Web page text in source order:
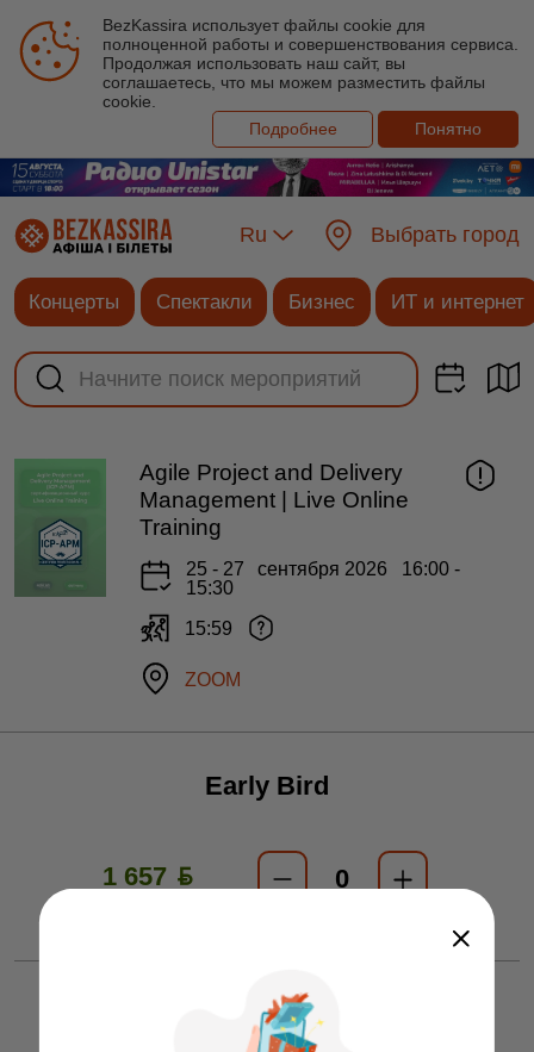
BezKassira использует файлы cookie для
полноценной работы и совершенствования сервиса.
Продолжая использовать наш сайт, вы
соглашаетесь, что мы можем разместить файлы
cookie.
Подробнее
Понятно
Ru Выбрать город
Концерты Спектакли Бизнес ИТ и интернет
Agile Project and Delivery
Management | Live Online
Training
25 - 27 сентября 2026
16:00 -
15:30
15:59
ZOOM
Early Bird
1 657 ƃ
Regular